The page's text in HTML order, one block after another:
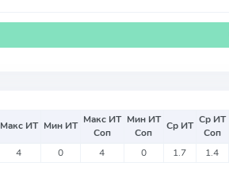
Макс ИТ Мин ИТ Макс ИТ
Соп
Мин ИТ
Соп
Ср ИТ Ср ИТ
Соп
4 0 4 0 1.7 1.4